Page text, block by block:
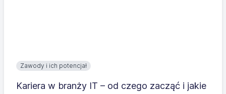
Zawody i ich potencjał
Kariera w branży IT – od czego zacząć i jakie